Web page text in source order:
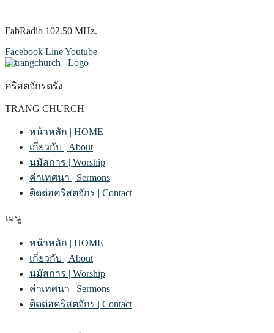
FabRadio 102.50 MHz.
Facebook LineYoutube
คริสตจักรตรัง
TRANG CHURCH
หน้าหลัก | HOME
เกี่ยวกับ | About
นมัสการ | Worship
คำเทศนา | Sermons
ติดต่อคริสตจักร | Contact
เมนู
หน้าหลัก | HOME
เกี่ยวกับ | About
นมัสการ | Worship
คำเทศนา | Sermons
ติดต่อคริสตจักร | Contact